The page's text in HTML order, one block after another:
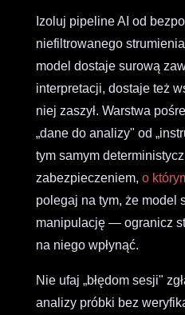
Izoluj pipeline AI od
niefiltrowanego
model dostaje surową
interpretacji, dostaje też
niej zaszył. Warstwa
„dane do analizy" od
tym samym
zabezpieczeniem, o
polegaj na tym, że model
manipulację — ogranicz
na niego wpłynąć.
Nie ufaj „błędom sesji"
analizy próbki bez